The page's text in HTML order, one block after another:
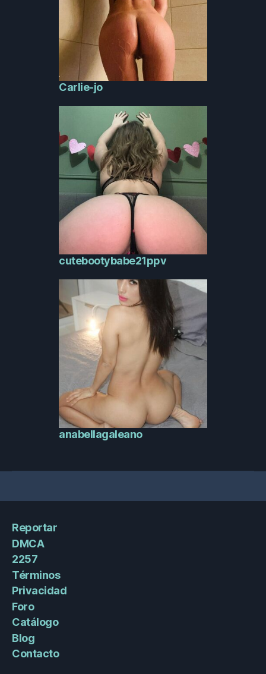
Carlie-jo
cutebootybabe21ppv
anabellagaleano
Reportar
DMCA
2257
Términos
Privacidad
Foro
Catálogo
Blog
Contacto